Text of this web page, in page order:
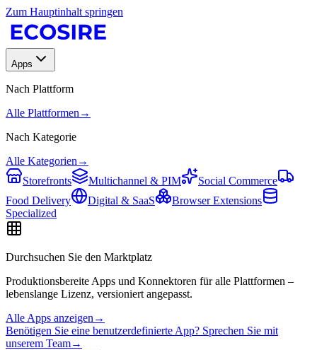
Zum Hauptinhalt springen
Apps
Nach Plattform
Alle Plattformen →
Nach Kategorie
Alle Kategorien →
Storefronts
Multichannel & PIM
Social Commerce
Food Delivery
Digital & SaaS
Browser Extensions
Specialized
Durchsuchen Sie den Marktplatz
Produktionsbereite Apps und Konnektoren für alle Plattformen –
lebenslange Lizenz, versioniert angepasst.
Alle Apps anzeigen →
Benötigen Sie eine benutzerdefinierte App? Sprechen Sie mit
unserem Team→